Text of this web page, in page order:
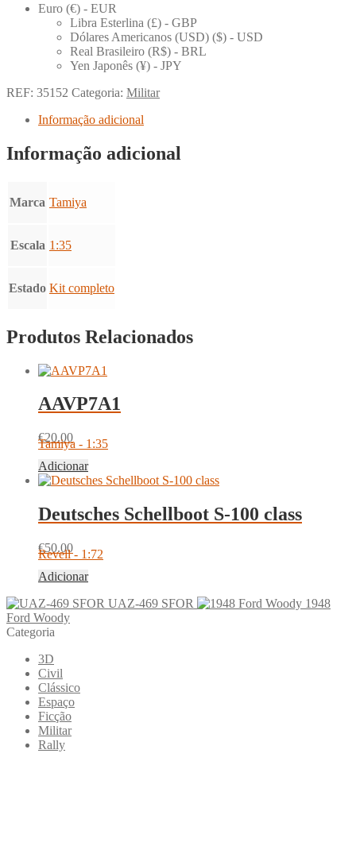
Euro (€) - EUR
Libra Esterlina (£) - GBP
Dólares Americanos (USD) ($) - USD
Real Brasileiro (R$) - BRL
Yen Japonês (¥) - JPY
REF: 35152 Categoria: Militar
Informação adicional
Informação adicional
Marca Tamiya
Escala 1:35
Estado Kit completo
Produtos Relacionados
AAVP7A1
€20.00
Tamiya - 1:35
Adicionar
Deutsches Schellboot S-100 class
€50.00
Revell - 1:72
Adicionar
UAZ-469 SFOR
1948
Ford Woody
Categoria
3D
Civil
Clássico
Espaço
Ficção
Militar
Rally